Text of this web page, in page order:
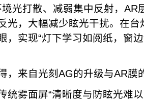
光打散、减弱集中反射，AR
光，大幅减少眩光干扰。在
，实现“灯下学习如阅纸，窗
，来自光刻AG的升级与AR膜
统雾面屏“清晰度与防眩光难